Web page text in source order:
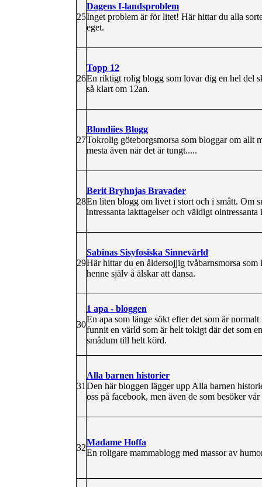
25
Dagens I-landsproblem
Inget problem är för litet! Här hittar du alla
eget.
26
Topp 12
En riktigt rolig blogg som lovar dig en hel del
så klart om 12an.
27
Blondiies Blogg
Tokrolig göteborgsmorsa som bloggar om allt
mesta även när det är tungt.....
28
Berit Bryhnjas Bravader
En liten blogg om livet i stort och i smått. Om
intressanta iakttagelser och väldigt
29
Sabinas Sisyfosiska Sinnevärld
Här hittar du en åldersojjig tvåbarnsmorsa
henne själv å älskar att dansa.
30
1 apa - bloggen
En apa som länge sökt efter det som är
funnit en värld som är helt tokigt där det som
smådum till helt körd.
31
Alla barnen historier
Den här bloggen lägger upp Alla barnen
oss på facebook, men även de som besöker
32
Madame Hoffa
En roligare mammablogg med massor av